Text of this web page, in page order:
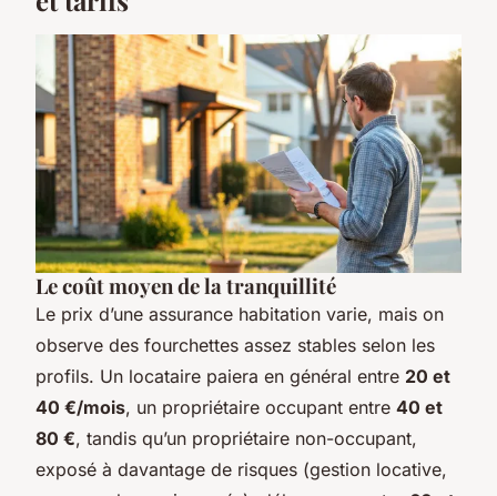
Le coût moyen de la tranquillité
Le prix d’une assurance habitation varie, mais on
observe des fourchettes assez stables selon les
profils. Un locataire paiera en général entre 20 et
40 €/mois, un propriétaire occupant entre 40 et
80 €, tandis qu’un propriétaire non-occupant,
exposé à davantage de risques (gestion locative,